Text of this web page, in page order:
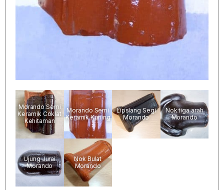
Morando Semi
Keramik Coklat
Kehitaman
Morando Semi
Keramik Kuning
Lipslang Segi
Morando
Nok tiga arah
Morando
Ujung Jurai
Morando
Nok Bulat
Morando